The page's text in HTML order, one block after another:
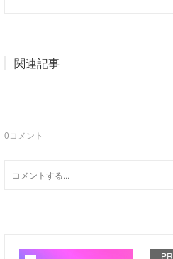
関連記事
0コメント
PR